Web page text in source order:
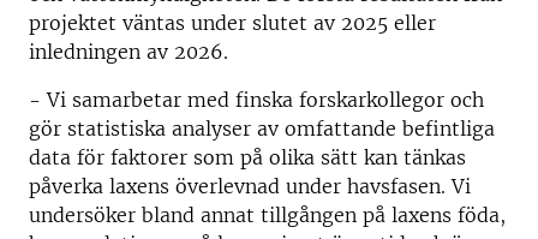
projektet väntas under slutet av 2025 eller
inledningen av 2026.
- Vi samarbetar med finska forskarkollegor och
gör statistiska analyser av omfattande befintliga
data för faktorer som på olika sätt kan tänkas
påverka laxens överlevnad under havsfasen. Vi
undersöker bland annat tillgången på laxens föda,